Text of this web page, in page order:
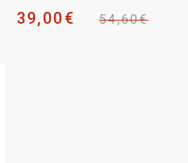
54,60€
39,00€